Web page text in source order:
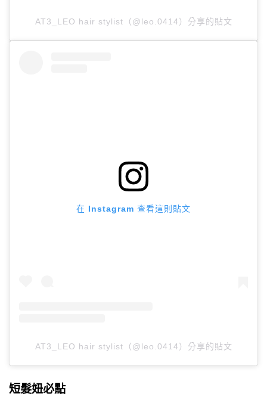
AT3_LEO hair stylist（@leo.0414）分享的貼文
在 Instagram 查看這則貼文
AT3_LEO hair stylist（@leo.0414）分享的貼文
短髮妞必點